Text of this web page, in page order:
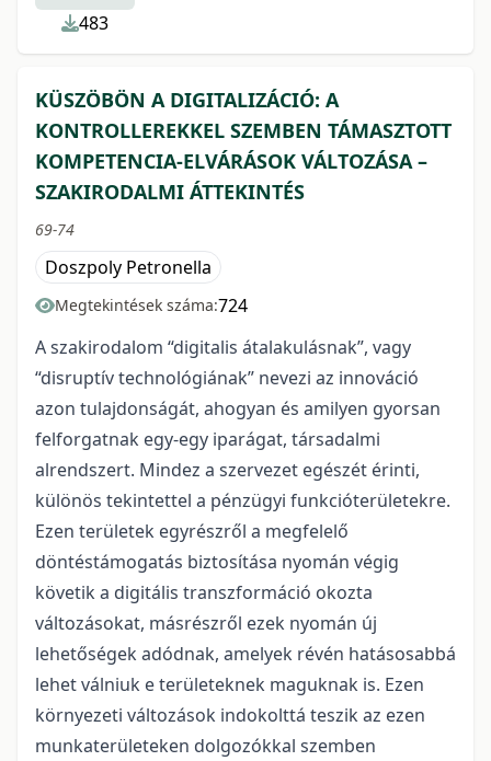
483
KÜSZÖBÖN A DIGITALIZÁCIÓ: A
KONTROLLEREKKEL SZEMBEN TÁMASZTOTT
KOMPETENCIA-ELVÁRÁSOK VÁLTOZÁSA –
SZAKIRODALMI ÁTTEKINTÉS
69-74
Doszpoly Petronella
Megtekintések száma:724
A szakirodalom “digitalis átalakulásnak”, vagy
“disruptív technológiának” nevezi az innováció
azon tulajdonságát, ahogyan és amilyen gyorsan
felforgatnak egy-egy iparágat, társadalmi
alrendszert. Mindez a szervezet egészét érinti,
különös tekintettel a pénzügyi funkcióterületekre.
Ezen területek egyrészről a megfelelő
döntéstámogatás biztosítása nyomán végig
követik a digitális transzformáció okozta
változásokat, másrészről ezek nyomán új
lehetőségek adódnak, amelyek révén hatásosabbá
lehet válniuk e területeknek maguknak is. Ezen
környezeti változások indokolttá teszik az ezen
munkaterületeken dolgozókkal szemben